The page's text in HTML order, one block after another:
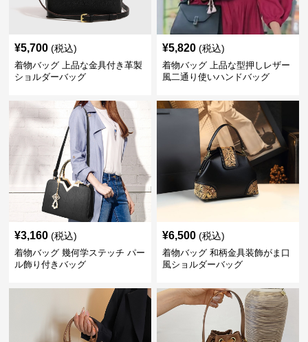
¥5,700 (税込)
着物バッグ 上品な金具付き革製
ショルダーバッグ
¥5,820 (税込)
着物バッグ 上品な型押しレザー
風二通り使いハンドバッグ
¥3,160 (税込)
着物バッグ 幾何学ステッチ パー
ル飾り付きバッグ
¥6,500 (税込)
着物バッグ 和柄金具装飾がま口
風ショルダーバッグ